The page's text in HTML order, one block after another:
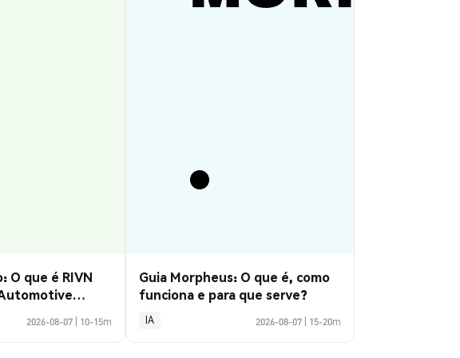
O que é RIVN
2026-08-07 10-15m
Guia Morpheus: O que é, como
funciona e para que serve?
IA 2026-08-07 15-20m